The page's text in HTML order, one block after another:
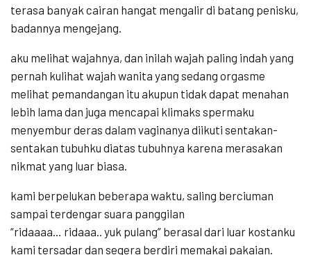
terasa banyak cairan hangat mengalir di batang penisku,
badannya mengejang.
aku melihat wajahnya, dan inilah wajah paling indah yang
pernah kulihat wajah wanita yang sedang orgasme
melihat pemandangan itu akupun tidak dapat menahan
lebih lama dan juga mencapai klimaks spermaku
menyembur deras dalam vaginanya diikuti sentakan-
sentakan tubuhku diatas tubuhnya karena merasakan
nikmat yang luar biasa.
kami berpelukan beberapa waktu, saling berciuman
sampai terdengar suara panggilan
“ridaaaa… ridaaa.. yuk pulang” berasal dari luar kostanku
kami tersadar dan segera berdiri memakai pakaian.